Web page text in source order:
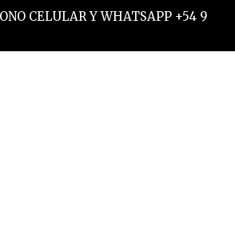
CELULAR Y WHATSAPP +54 9